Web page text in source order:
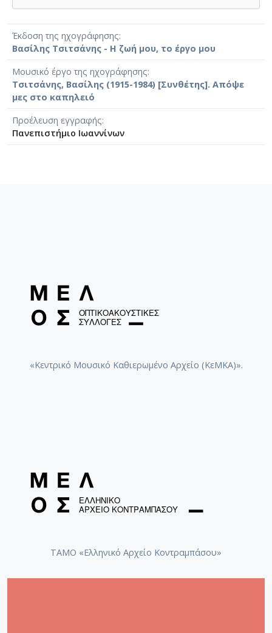
Έκδοση της ηχογράφησης
Βασίλης Τσιτσάνης - Η ζωή μου, το έργο μου
Μουσικό έργο της ηχογράφησης
Τσιτσάνης, Βασίλης (1915-1984) [Συνθέτης]. Απόψε
μες στο καπηλειό
Προέλευση εγγραφής
Πανεπιστήμιο Ιωαννίνων
«Κεντρικό Μουσικό Καθιερωμένο Αρχείο (ΚεΜΚΑ)».
ΤΑΜΟ «Ελληνικό Αρχείο Κοντραμπάσου»